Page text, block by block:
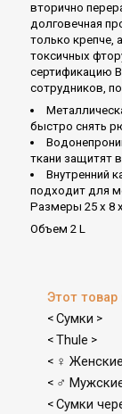
вторично
долговечная
только крепче,
токсичных
сертификацию
сотрудников,
быстро снять
ткани защитят
Внутренний
подходит для
Размеры 25 x 8
Объем 2 L
Этот товар
< Сумки >
< Thule >
< ♀
< ♂
< Сумки